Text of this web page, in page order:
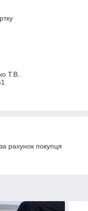
Т.В.
рахунок покупця